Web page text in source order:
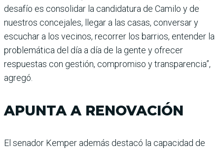
desafío es consolidar la candidatura de Camilo y de
nuestros concejales, llegar a las casas, conversar y
escuchar a los vecinos, recorrer los barrios, entender la
problemática del día a día de la gente y ofrecer
respuestas con gestión, compromiso y transparencia”,
agregó.
APUNTA A RENOVACIÓN
El senador Kemper además destacó la capacidad de